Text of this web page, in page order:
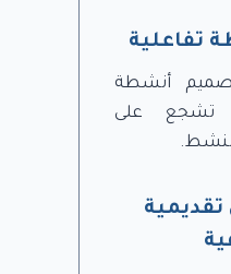
تفاعلية
أنشطة
تشجع على